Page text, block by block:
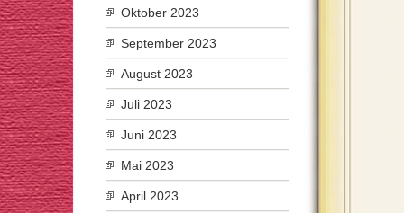
Oktober 2023
September 2023
August 2023
Juli 2023
Juni 2023
Mai 2023
April 2023